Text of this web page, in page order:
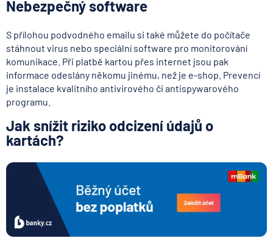
Nebezpečný software
S přílohou podvodného emailu si také můžete do počítače
stáhnout virus nebo speciální software pro monitorování
komunikace. Při platbě kartou přes internet jsou pak
informace odeslány někomu jinému, než je e-shop. Prevencí
je instalace kvalitního antivirového či antispywarového
programu.
Jak snížit riziko odcizení údajů o
kartách?